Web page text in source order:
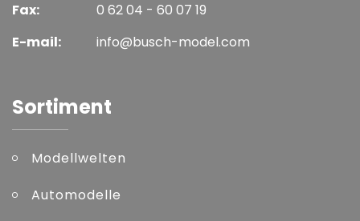
Fax:
0 62 04 - 60 07 19
E-mail:
info@busch-model.com
Sortiment
Modellwelten
Automodelle